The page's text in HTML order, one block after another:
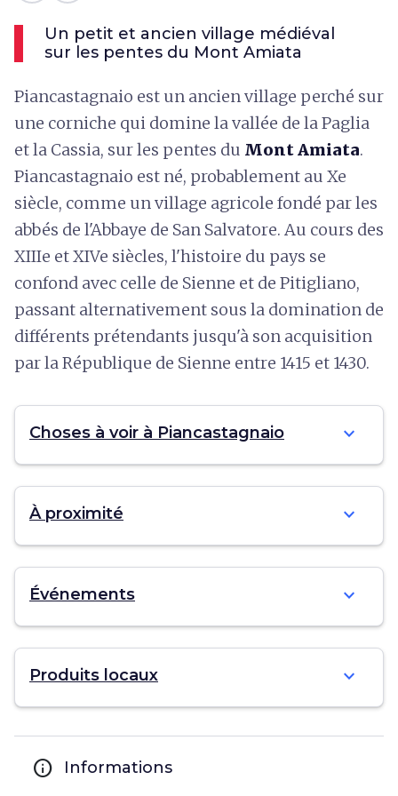
Un petit et ancien village médiéval
sur les pentes du Mont Amiata
Piancastagnaio est un ancien village perché sur
une corniche qui domine la vallée de la Paglia
et la Cassia, sur les pentes du Mont Amiata.
Piancastagnaio est né, probablement au Xe
siècle, comme un village agricole fondé par les
abbés de l'Abbaye de San Salvatore. Au cours des
XIIIe et XIVe siècles, l'histoire du pays se
confond avec celle de Sienne et de Pitigliano,
passant alternativement sous la domination de
différents prétendants jusqu'à son acquisition
par la République de Sienne entre 1415 et 1430.
Choses à voir à Piancastagnaio expand_more
À proximité expand_more
Événements expand_more
Produits locaux expand_more
info Informations